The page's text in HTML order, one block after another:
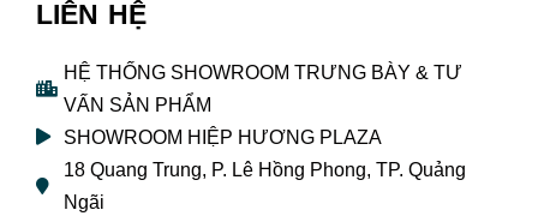
LIÊN HỆ
HỆ THỐNG SHOWROOM TRƯNG BÀY & TƯ
VẤN SẢN PHẨM
SHOWROOM HIỆP HƯƠNG PLAZA
18 Quang Trung, P. Lê Hồng Phong, TP. Quảng
Ngãi